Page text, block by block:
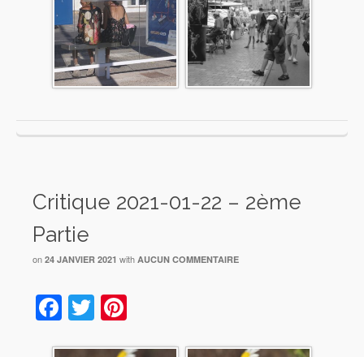
Critique 2021-01-22 – 2ème
Partie
on 24 JANVIER 2021 with AUCUN COMMENTAIRE
Facebook
Twitter